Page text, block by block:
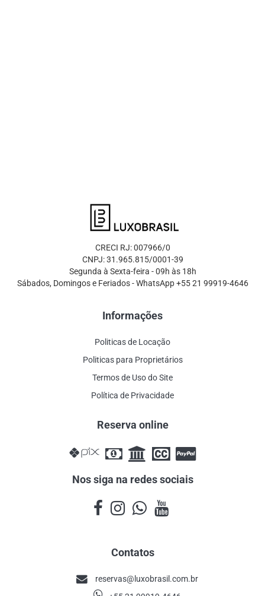
CRECI RJ: 007966/0
CNPJ: 31.965.815/0001-39
Segunda à Sexta-feira - 09h às 18h
Sábados, Domingos e Feriados - WhatsApp +55 21 99919-4646
Informações
Politicas de Locação
Politicas para Proprietários
Termos de Uso do Site
Política de Privacidade
Reserva online
Nos siga na redes sociais
Contatos
reservas@luxobrasil.com.br